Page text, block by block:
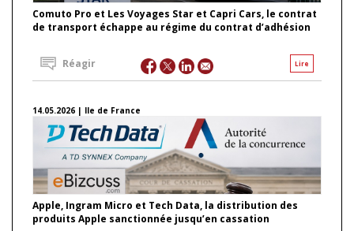
Comuto Pro et Les Voyages Star et Capri Cars, le contrat
de transport échappe au régime du contrat d’adhésion
Lire
Réagir
14.05.2026 | Ile de France
Apple, Ingram Micro et Tech Data, la distribution des
produits Apple sanctionnée jusqu’en cassation